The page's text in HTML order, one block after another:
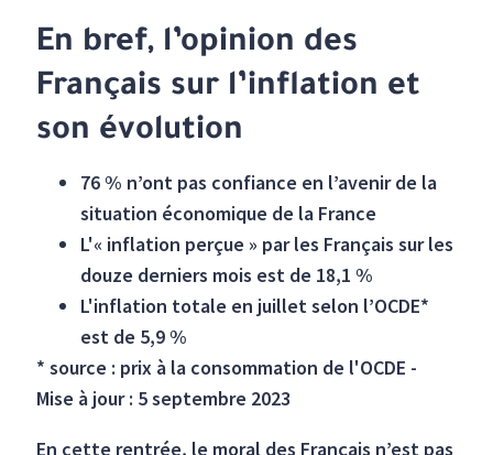
En bref, l’opinion des
Français sur l’inflation et
son évolution
76 % n’ont pas confiance en l’avenir de la
situation économique de la France
L'« inflation perçue » par les Français sur les
douze derniers mois est de 18,1 %
L'inflation totale en juillet selon l’OCDE*
est de 5,9 %
* source : prix à la consommation de l'OCDE -
Mise à jour : 5 septembre 2023
En cette rentrée, le moral des Français n’est pas